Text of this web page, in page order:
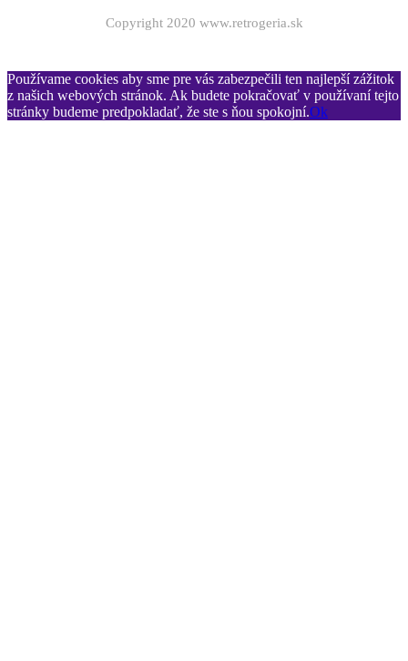
Copyright 2020 www.retrogeria.sk
Používame cookies aby sme pre vás zabezpečili ten najlepší zážitok
z našich webových stránok. Ak budete pokračovať v používaní tejto
stránky budeme predpokladať, že ste s ňou spokojní.Ok